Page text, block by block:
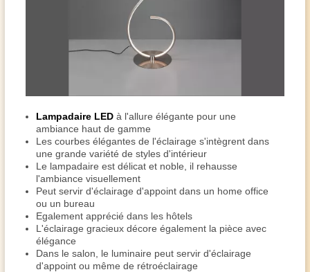
Lampadaire LED à l'allure élégante pour une
ambiance haut de gamme
Les courbes élégantes de l'éclairage s'intègrent dans
une grande variété de styles d'intérieur
Le lampadaire est délicat et noble, il rehausse
l'ambiance visuellement
Peut servir d'éclairage d'appoint dans un home office
ou un bureau
Egalement apprécié dans les hôtels
L'éclairage gracieux décore également la pièce avec
élégance
Dans le salon, le luminaire peut servir d'éclairage
d'appoint ou même de rétroéclairage